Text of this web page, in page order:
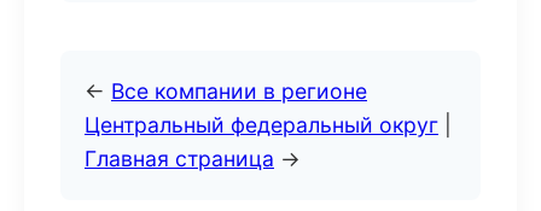
← Все компании в регионе
Центральный федеральный округ
Главная страница →